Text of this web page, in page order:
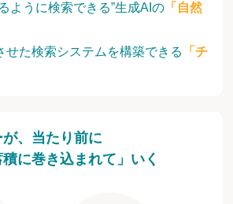
ように検索できる”生成AIの 「自然
せた検索システムを構築できる
「チ
、当たり前に
積に巻き込まれて」いく